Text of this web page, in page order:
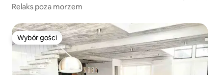
Relaks poza morzem
Wybór gości
Wybór gości